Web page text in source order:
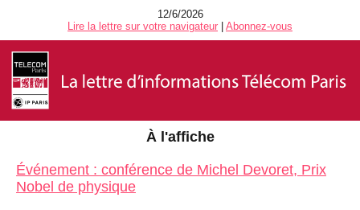
12/6/2026
Lire la lettre sur votre navigateur
Abonnez-vous
À l'affiche
Événement : conférence de Michel Devoret, Prix
Nobel de physique